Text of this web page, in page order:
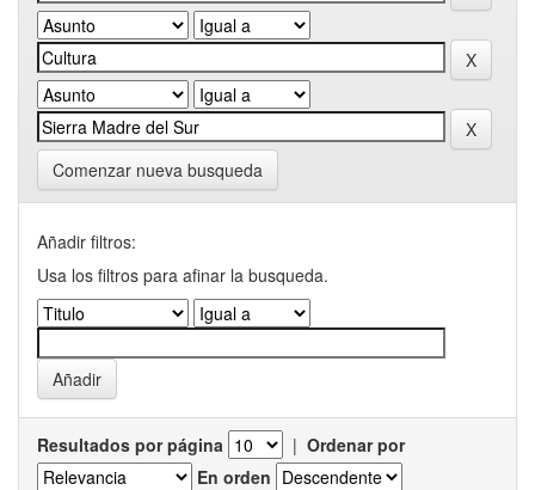
Comenzar nueva busqueda
Añadir filtros:
Usa los filtros para afinar la busqueda.
Resultados por página | Ordenar por
En orden